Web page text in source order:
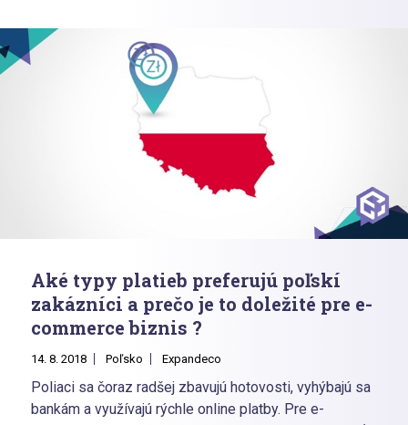
Aké typy platieb preferujú poľskí
zakázníci a prečo je to doležité pre e-
commerce biznis ?
14. 8. 2018 Poľsko Expandeco
Poliaci sa čoraz radšej zbavujú hotovosti, vyhýbajú sa
bankám a využívajú rýchle online platby. Pre e-